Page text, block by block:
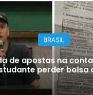
BRASIL
hidráulica faz A330
da pista